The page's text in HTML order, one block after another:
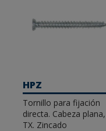
HPZ
Tornillo para fijación
directa. Cabeza plana,
TX. Zincado